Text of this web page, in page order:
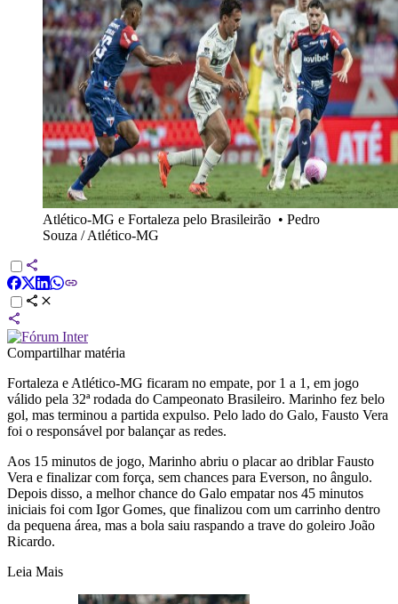
Atlético-MG e Fortaleza pelo Brasileirão • Pedro
Souza / Atlético-MG
Compartilhar matéria
Fortaleza e Atlético-MG ficaram no empate, por 1 a 1, em jogo
válido pela 32ª rodada do Campeonato Brasileiro. Marinho fez belo
gol, mas terminou a partida expulso. Pelo lado do Galo, Fausto Vera
foi o responsável por balançar as redes.
Aos 15 minutos de jogo, Marinho abriu o placar ao driblar Fausto
Vera e finalizar com força, sem chances para Everson, no ângulo.
Depois disso, a melhor chance do Galo empatar nos 45 minutos
iniciais foi com Igor Gomes, que finalizou com um carrinho dentro
da pequena área, mas a bola saiu raspando a trave do goleiro João
Ricardo.
Leia Mais